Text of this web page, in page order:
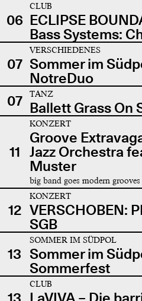
06
CLUB
ECLIPSE
Bass Systems:
07
VERSCHIEDENES
Sommer im
NotreDuo
07
TANZ
Ballett Grass On
11
KONZERT
Groove
Jazz Orchestra
Muster
big band goes modern grooves
12
KONZERT
VERSCHOBEN:
SGB
13
SOMMER IM SÜDPOL
Sommer im
Sommerfest
CLUB